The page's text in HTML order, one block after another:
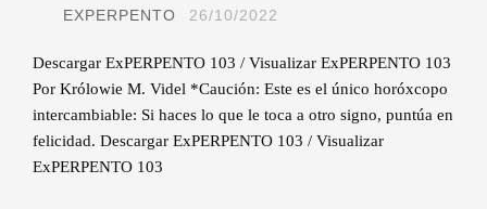
EXPERPENTO 26/10/2022
Descargar ExPERPENTO 103 / Visualizar ExPERPENTO 103
Por Królowie M. Videl *Caución: Este es el único horóxcopo
intercambiable: Si haces lo que le toca a otro signo, puntúa en
felicidad. Descargar ExPERPENTO 103 / Visualizar
ExPERPENTO 103